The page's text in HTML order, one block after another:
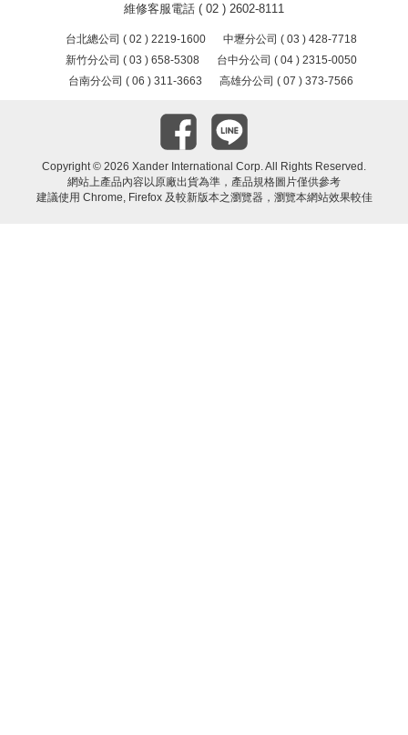
維修客服電話 ( 02 ) 2602-8111
台北總公司 ( 02 ) 2219-1600
中壢分公司 ( 03 ) 428-7718
新竹分公司 ( 03 ) 658-5308
台中分公司 ( 04 ) 2315-0050
台南分公司 ( 06 ) 311-3663
高雄分公司 ( 07 ) 373-7566
Copyright © 2026 Xander International Corp. All Rights Reserved.
網站上產品內容以原廠出貨為準，產品規格圖片僅供參考
建議使用 Chrome, Firefox 及較新版本之瀏覽器，瀏覽本網站效果較佳